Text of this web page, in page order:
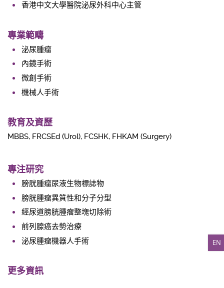
EN
香港中文大學醫院泌尿外科中心主管
專業範疇
泌尿腫瘤
內鏡手術
微創手術
機械人手術
教育及資歷
MBBS, FRCSEd (Urol), FCSHK, FHKAM (Surgery)
專注研究
膀胱腫瘤尿液生物標誌物
膀胱腫瘤異質性和分子分型
經尿道膀胱腫瘤整塊切除術
前列腺癌去勢治療
泌尿腫瘤機器人手術
更多資訊